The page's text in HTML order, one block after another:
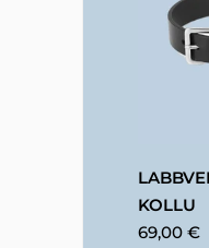
KOLLU
69,00 €